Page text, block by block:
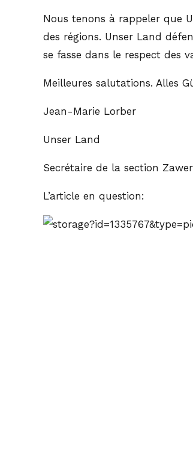
Nous tenons à rappeler que
des régions. Unser Land
se fasse dans le respect des
Meilleures salutations. Alles
Jean-Marie Lorber
Unser Land
Secrétaire de la section
L’article en question: